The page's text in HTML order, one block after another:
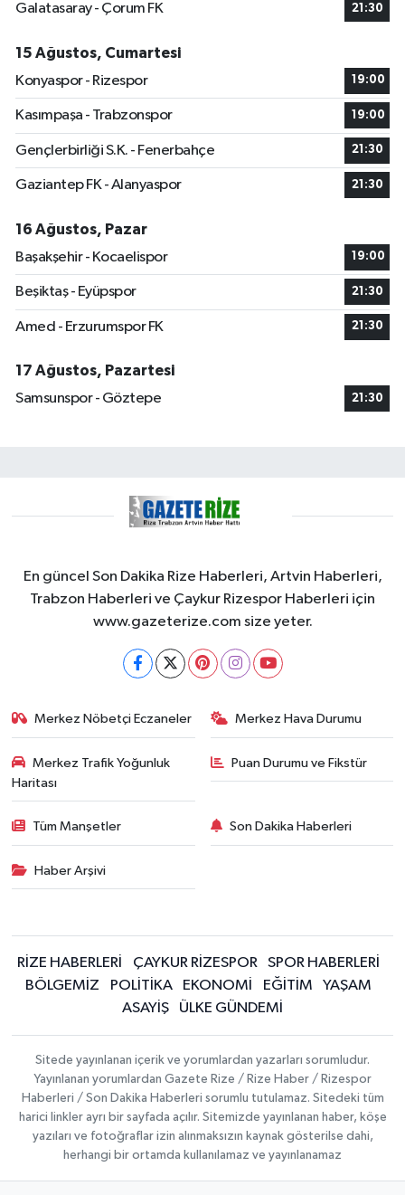
Galatasaray - Çorum FK
21:30
15 Ağustos, Cumartesi
Konyaspor - Rizespor
19:00
Kasımpaşa - Trabzonspor 19:00
Gençlerbirliği S.K. - Fenerbahçe 21:30
Gaziantep FK - Alanyaspor 21:30
16 Ağustos, Pazar
Başakşehir - Kocaelispor
19:00
Beşiktaş - Eyüpspor 21:30
Amed - Erzurumspor FK 21:30
17 Ağustos, Pazartesi
Samsunspor - Göztepe
21:30
En güncel Son Dakika Rize Haberleri, Artvin Haberleri,
Trabzon Haberleri ve Çaykur Rizespor Haberleri için
www.gazeterize.com size yeter.
Merkez Nöbetçi Eczaneler Merkez Hava Durumu
Merkez Trafik Yoğunluk
Haritası
Puan Durumu ve Fikstür
Tüm Manşetler Son Dakika Haberleri
Haber Arşivi
RİZE HABERLERİ ÇAYKUR RİZESPOR
SPOR HABERLERİ
BÖLGEMİZ
POLİTİKA EKONOMİ EĞİTİM
YAŞAM
ASAYİŞ
ÜLKE GÜNDEMİ
Sitede yayınlanan içerik ve yorumlardan yazarları sorumludur.
Yayınlanan yorumlardan Gazete Rize / Rize Haber / Rizespor
Haberleri / Son Dakika Haberleri sorumlu tutulamaz. Sitedeki tüm
harici linkler ayrı bir sayfada açılır. Sitemizde yayınlanan haber, köşe
yazıları ve fotoğraflar izin alınmaksızın kaynak gösterilse dahi,
herhangi bir ortamda kullanılamaz ve yayınlanamaz